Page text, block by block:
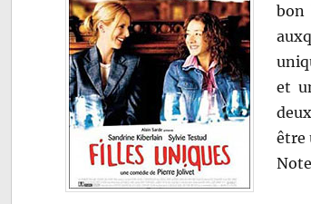
bon
et
être